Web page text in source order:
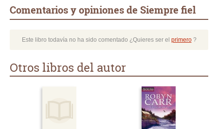
Comentarios y opiniones de Siempre fiel
Este libro todavía no ha sido comentado ¿Quieres ser el primero?
Otros libros del autor